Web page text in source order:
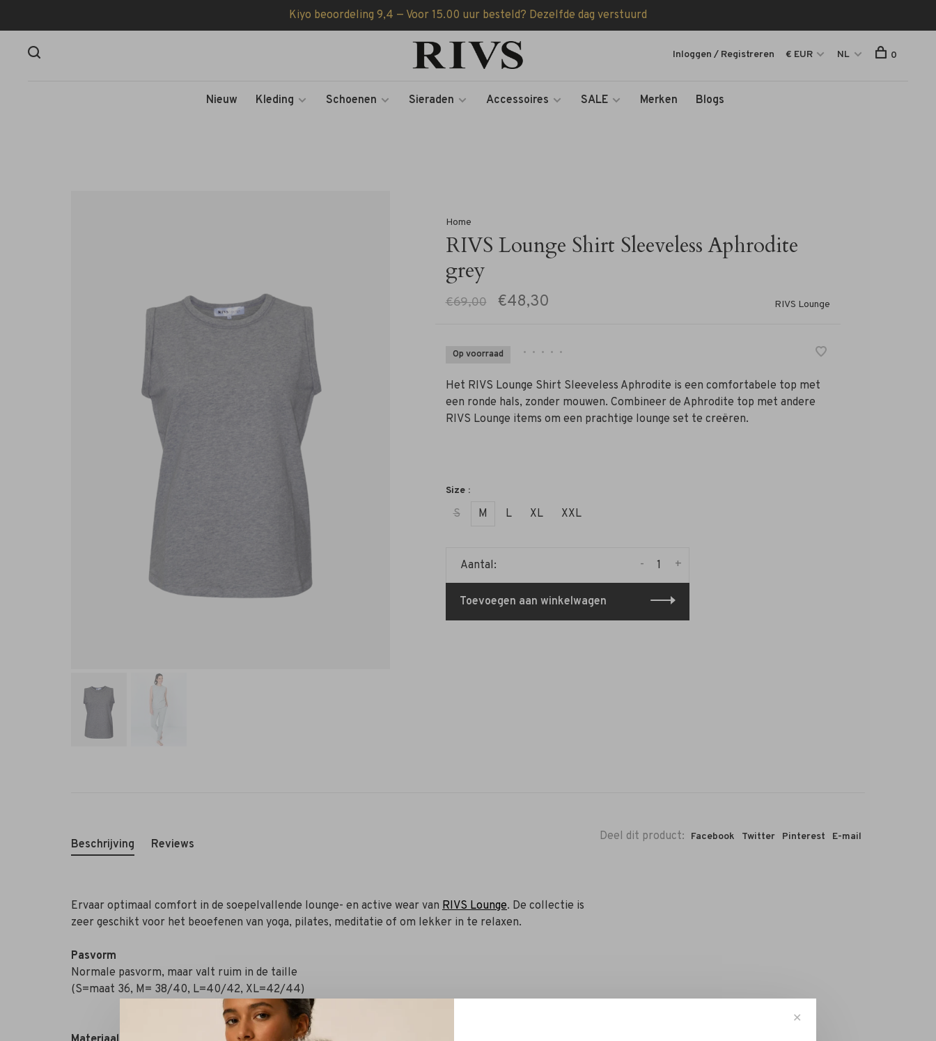
Kiyo beoordeling 9,4 — Voor 15.00 uur besteld? Dezelfde dag verstuurd
Nieuw Kleding Schoenen Sieraden Accessoires SALE Merken Blogs
Inloggen / Registreren € EUR NL 0
Home
RIVS Lounge Shirt Sleeveless Aphrodite
grey
€69,00 €48,30 RIVS Lounge
Op voorraad • • • • •
Het RIVS Lounge Shirt Sleeveless Aphrodite is een comfortabele top met
een ronde hals, zonder mouwen. Combineer de Aphrodite top met andere
RIVS Lounge items om een prachtige lounge set te creëren.
Size :
S M L XL XXL
Aantal: +
-
Toevoegen aan winkelwagen
Deel dit product: Facebook Twitter Pinterest E-mail
Beschrijving Reviews
Ervaar optimaal comfort in de soepelvallende lounge- en active wear van RIVS Lounge. De collectie is
zeer geschikt voor het beoefenen van yoga, pilates, meditatie of om lekker in te relaxen.
Pasvorm
Normale pasvorm, maar valt ruim in de taille
(S=maat 36, M= 38/40, L=40/42, XL=42/44)
✕